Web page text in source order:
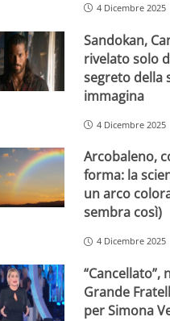
4 Dicembre 2025
Sandokan,
rivelato solo
segreto della
immagina
4 Dicembre 2025
Arcobaleno,
forma: la
un arco
sembra così)
4 Dicembre 2025
“Cancellato”,
Grande
per Simona